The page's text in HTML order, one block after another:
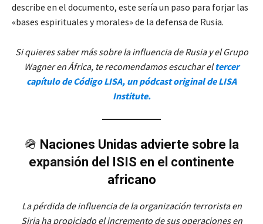
describe en el documento, este sería un paso para forjar las
«bases espirituales y morales» de la defensa de Rusia.
Si quieres saber más sobre la influencia de Rusia y el Grupo
Wagner en África, te recomendamos escuchar eltercer
capítulo de Código LISA, un pódcast original de LISA
Institute.
🪖 Naciones Unidas advierte sobre la
expansión del ISIS en el continente
africano
La pérdida de influencia de la organización terrorista en
Siria ha propiciado el incremento de sus operaciones en